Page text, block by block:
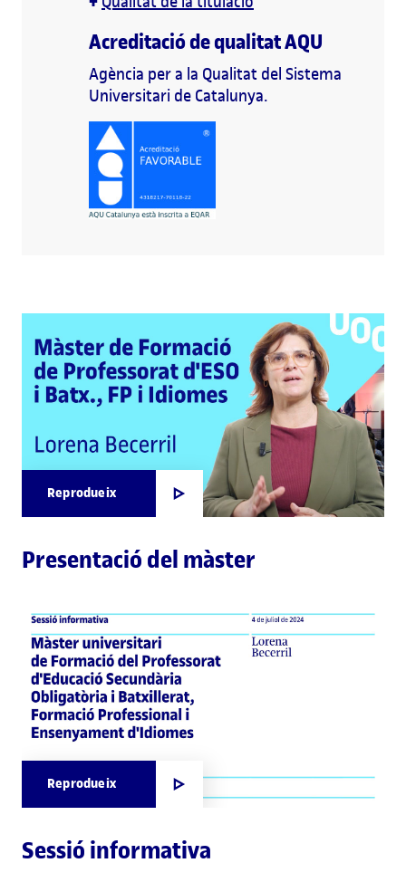
Acreditació de qualitat AQU
Agència per a la Qualitat del Sistema
Universitari de Catalunya.
Reprodueix
Presentació del màster
Reprodueix
Sessió informativa